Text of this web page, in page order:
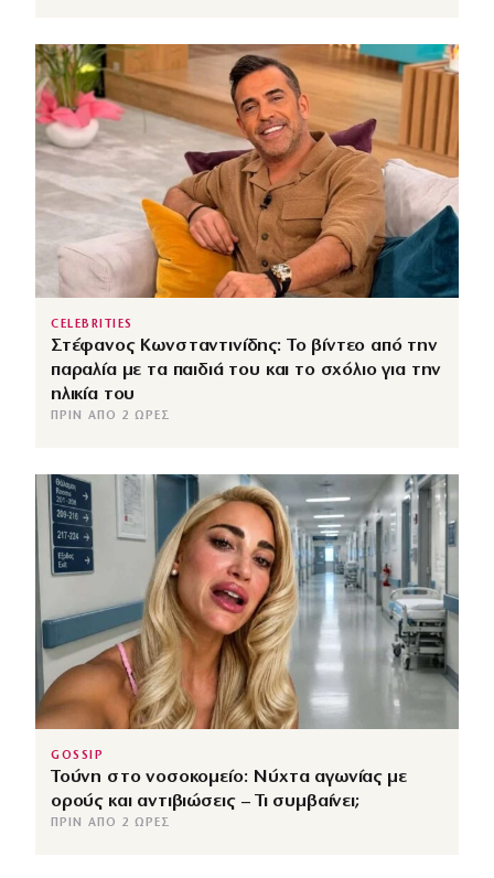
CELEBRITIES
Στέφανος Κωνσταντινίδης: Το βίντεο από την
παραλία με τα παιδιά του και το σχόλιο για την
ηλικία του
ΠΡΙΝ ΑΠΌ 2 ΏΡΕΣ
GOSSIP
Τούνη στο νοσοκομείο: Νύχτα αγωνίας με
ορούς και αντιβιώσεις – Τι συμβαίνει;
ΠΡΙΝ ΑΠΌ 2 ΏΡΕΣ